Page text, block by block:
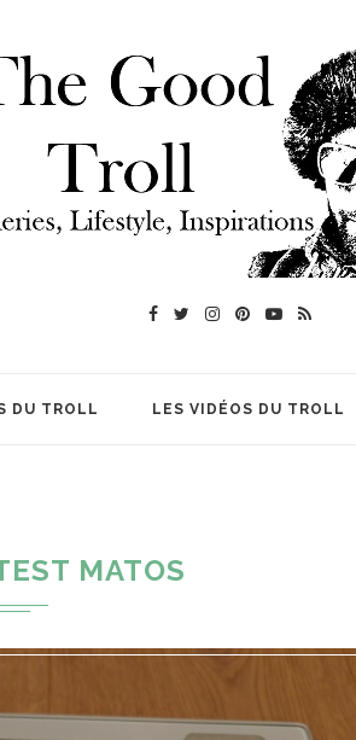
DU TROLL LES VIDÉOS DU TROLL
MATOS